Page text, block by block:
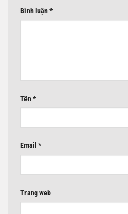
Bình luận*
Tên*
Email *
Trang web